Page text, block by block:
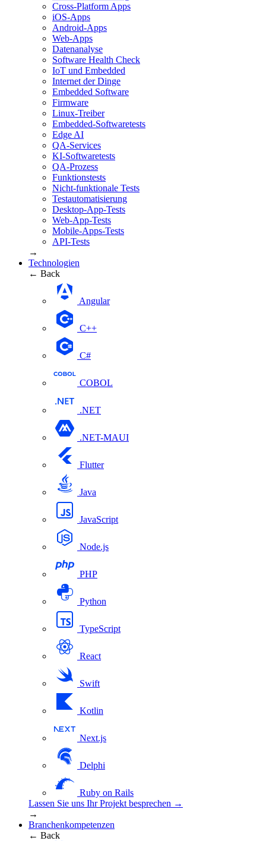
Cross-Platform Apps
iOS-Apps
Android-Apps
Web-Apps
Datenanalyse
Software Health Check
IoT und Embedded
Internet der Dinge
Embedded Software
Firmware
Linux-Treiber
Embedded-Softwaretests
Edge AI
QA-Services
KI-Softwaretests
QA-Prozess
Funktionstests
Nicht-funktionale Tests
Testautomatisierung
Desktop-App-Tests
Web-App-Tests
Mobile-Apps-Tests
API-Tests
→
Technologien
← Back
Angular
С++
С#
COBOL
.NET
.NET-MAUI
Flutter
Java
JavaScript
Node.js
PHP
Python
TypeScript
React
Swift
Kotlin
Next.js
Delphi
Ruby on Rails
Lassen Sie uns Ihr Projekt besprechen →
→
Branchenkompetenzen
← Back